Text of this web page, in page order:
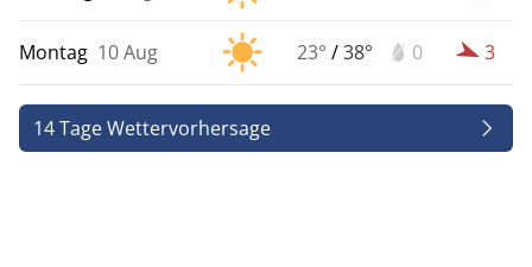
Montag 10 Aug 23° /38° 0 3
14 Tage Wettervorhersage